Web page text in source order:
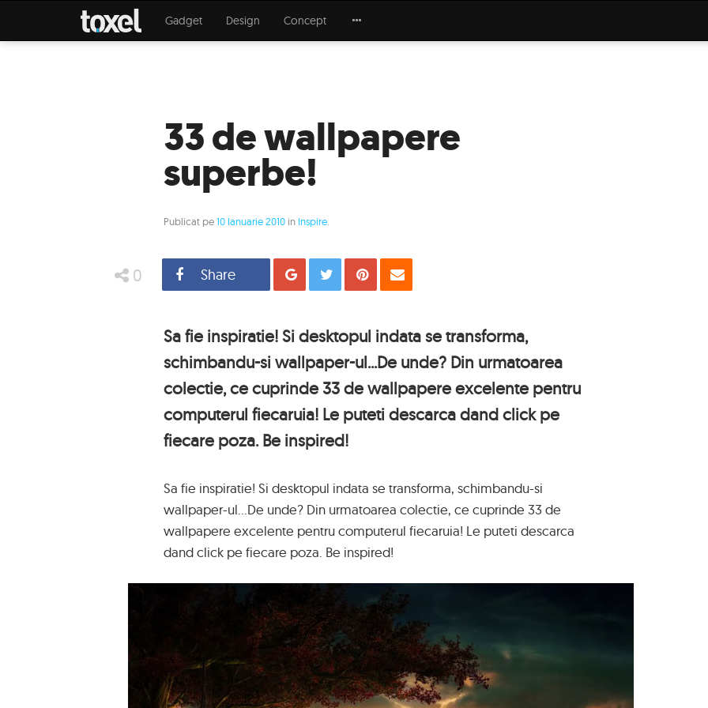
Gadget Design Concept
33 de wallpapere
superbe!
Publicat pe10 Ianuarie 2010 in Inspire
0 Share Distribuie
Tweet Pin
Sa fie inspiratie! Si desktopul indata se transforma,
schimbandu-si wallpaper-ul...De unde? Din urmatoarea
colectie, ce cuprinde 33 de wallpapere excelente pentru
computerul fiecaruia! Le puteti descarca dand click pe
fiecare poza. Be inspired!
Sa fie inspiratie! Si desktopul indata se transforma, schimbandu-si
wallpaper-ul...De unde? Din urmatoarea colectie, ce cuprinde 33 de
wallpapere excelente pentru computerul fiecaruia! Le puteti descarca
dand click pe fiecare poza. Be inspired!